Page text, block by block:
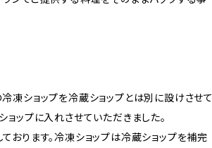
凍ショップを冷蔵ショップとは別に設けさせて
ップに入れさせていただきました。
おります。冷凍ショップは冷蔵ショップを補完